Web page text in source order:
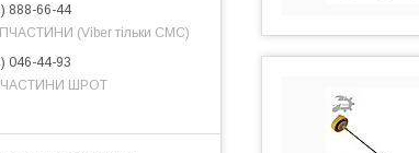
888-66-44
(Viber тільки СМС)
046-44-93
ШРОТ